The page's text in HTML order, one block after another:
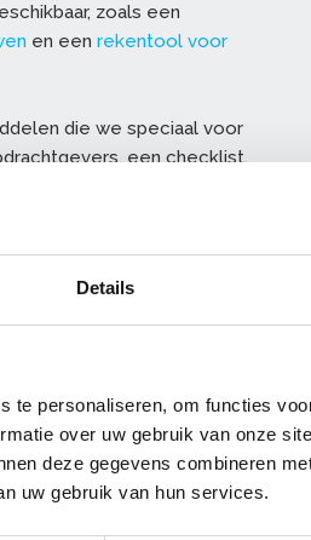
Details
te personaliseren, om functies
over uw gebruik van onze
deze gegevens combineren
uw gebruik van hun services.
zoals een
en een rekentool voor
die we speciaal voor
een checklist,
weg te nemen.